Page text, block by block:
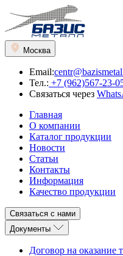
Москва
Email:
Тел.: +7 (962)567-23-
Связаться через
Главная
О компании
Каталог продукции
Новости
Статьи
Контакты
Информация
Качество продукции
Связаться с нами
Документы
Договор на оказание